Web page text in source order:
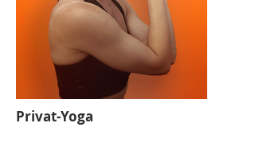
Privat-Yoga